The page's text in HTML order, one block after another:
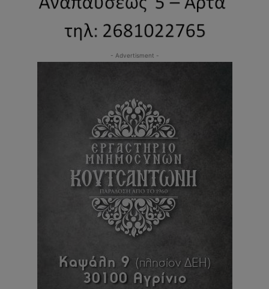
- Advertisment -